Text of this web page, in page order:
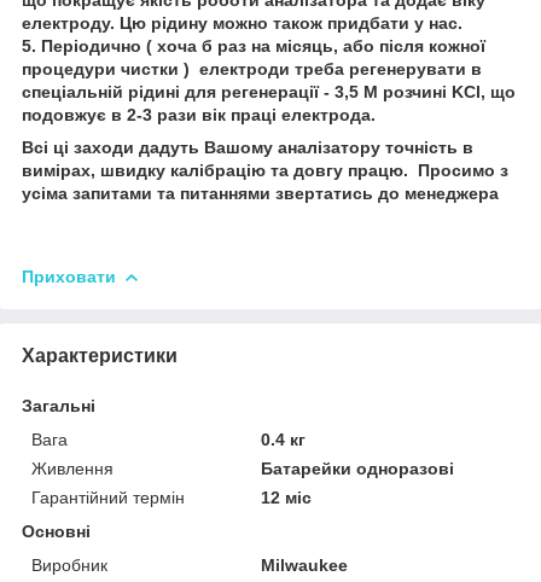
електроду. Цю рідину можно також придбати у нас.
5. Періодично ( хоча б раз на місяць, або після кожної
процедури чистки ) електроди треба регенерувати в
спеціальній рідині для регенерації - 3,5 М розчині KCl, що
подовжує в 2-3 рази вік праці електрода.
Всі ці заходи дадуть Вашому аналізатору точність в
вимірах, швидку калібрацію та довгу працю. Просимо з
усіма запитами та питаннями звертатись до менеджера
Приховати
Характеристики
Загальні
Вага
0.4 кг
Живлення
Батарейки одноразові
Гарантійний термін
12 міс
Основні
Виробник
Milwaukee